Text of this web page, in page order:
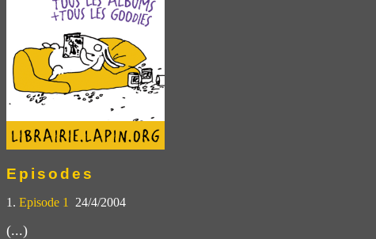
Episodes
1. Episode 1 24/4/2004
(...)